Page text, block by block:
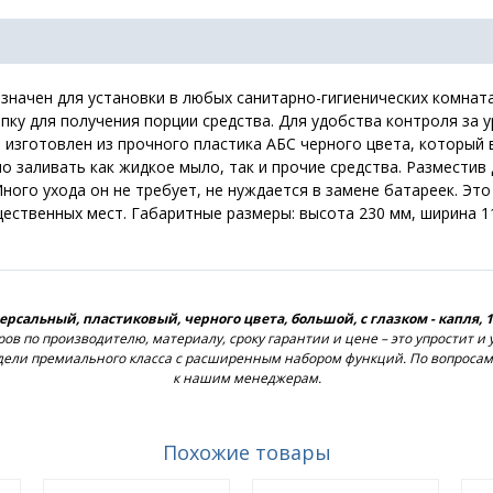
для установки в любых санитарно-гигиенических
для получения порции средства. Для удобства контроля
из прочного пластика АБС черного цвета,
как жидкое мыло, так и прочие средства.
ухода он не требует, не нуждается в замене батареек.
мест. Габаритные размеры: высота 230 мм, ширина
пластиковый, черного цвета, большой, с глазком - капля,
по производителю, материалу, сроку гарантии и цене – это упростит
премиального класса с расширенным набором функций. По
к нашим менеджерам.
Похожие товары